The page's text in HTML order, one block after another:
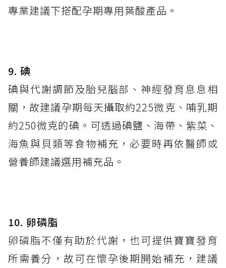
專業建議下搭配孕期專用葉酸產品。
9. 碘
碘與代謝調節及胎兒腦部、神經發育息息相
關，故建議孕期每天攝取約225微克、哺乳期
約250微克的碘。可透過碘鹽、海帶、紫菜、
海魚與貝類等食物補充，必要時再依醫師或
營養師建議選用補充品。
10. 卵磷脂
卵磷脂不僅有助於代謝，也可提供寶寶發育
所需養分，故可在懷孕後期開始補充，建議